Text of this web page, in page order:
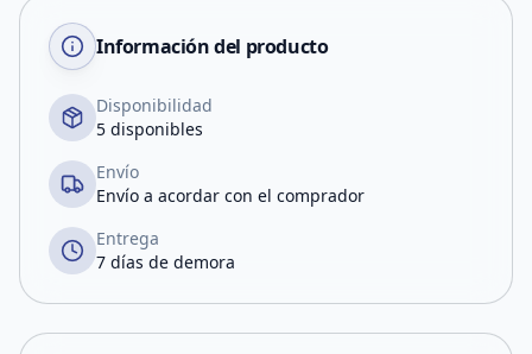
Información del producto
Disponibilidad
5 disponibles
Envío
Envío a acordar con el comprador
Entrega
7 días de demora